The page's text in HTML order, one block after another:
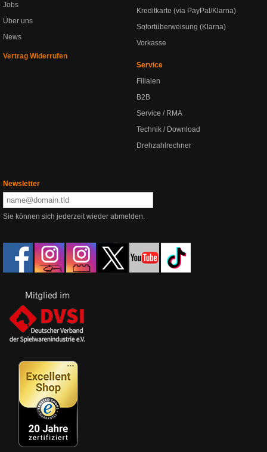
Jobs
Über uns
News
Vertrag Widerrufen
Kreditkarte (via PayPal/Klarna)
Sofortüberweisung (Klarna)
Vorkasse
Service
Filialen
B2B
Service / RMA
Technik / Download
Drehzahlrechner
Newsletter
Sie können sich jederzeit wieder abmelden.